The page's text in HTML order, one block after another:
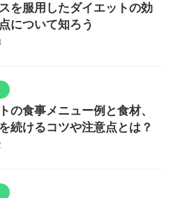
を服用したダイエットの効
について知ろう
の食事メニュー例と食材、
続けるコツや注意点とは？